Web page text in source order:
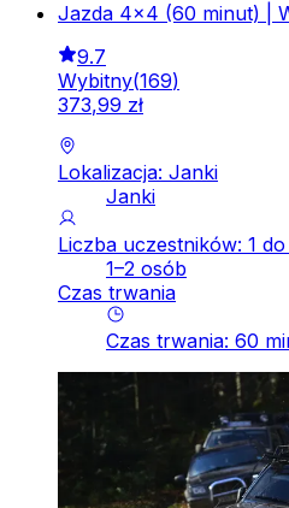
Jazda 4x4 (60 minut) |
9.7
Wybitny(169)
373,99 zł
Lokalizacja: Janki
Janki
Liczba uczestników: 1
1–2 osób
Czas trwania
Czas trwania: 60